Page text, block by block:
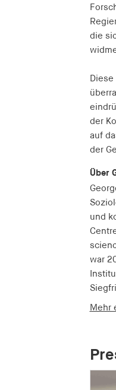
die
der
auf
der
Über
und
war
Mehr